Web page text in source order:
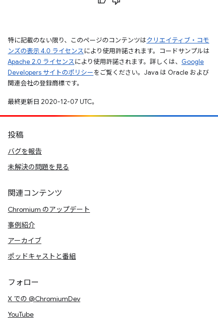
特に記載のない限り、このページのコンテンツはクリエイティブ・コモ
ンズの表示 4.0 ライセンスにより使用許諾されます。コードサンプルは
Apache 2.0 ライセンスにより使用許諾されます。詳しくは、 Google
Developers サイトのポリシーをご覧ください。Java は Oracle および
関連会社の登録商標です。
最終更新日 2020-12-07 UTC。
投稿
バグを報告
未解決の問題を見る
関連コンテンツ
Chromium のアップデート
事例紹介
アーカイブ
ポッドキャストと番組
フォロー
X での @ChromiumDev
YouTube